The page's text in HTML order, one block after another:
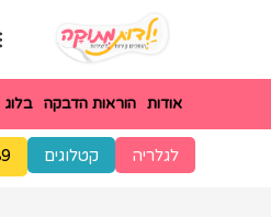
אודות הוראות הדבקה בלוג
לגלריה קטלוגים